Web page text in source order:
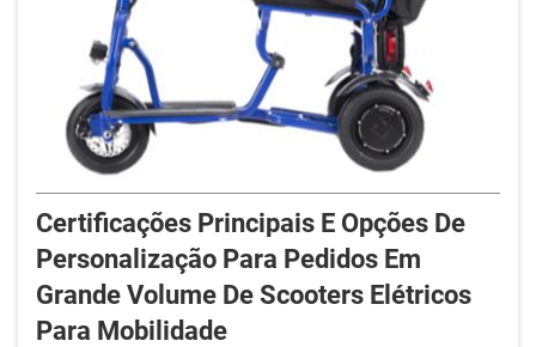
Certificações Principais E Opções De
Personalização Para Pedidos Em
Grande Volume De Scooters Elétricos
Para Mobilidade